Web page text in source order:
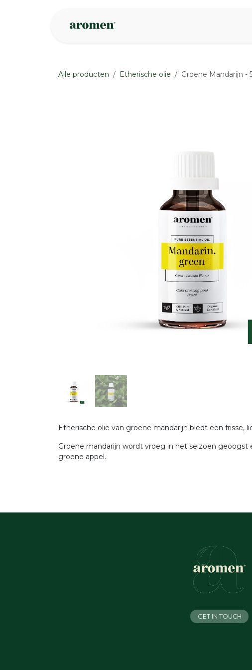
Alle producten Etherische olie Groene Mandarijn -
Etherische olie van groene mandarijn biedt een
Groene mandarijn wordt vroeg in het seizoen
groene appel.
GET IN TOUCH